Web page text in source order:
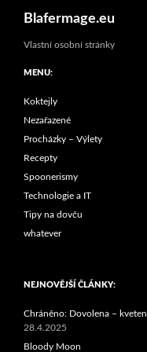
Blafermage.eu
Vlastní osobní stránky
MENU:
Koktejly
Nezařazené
Procházky – Výlety
Recepty
Spoonerismy
Technologie a IT
Tipy na dovču
whatever
NEJNOVĚJŠÍ ČLÁNKY:
Chráněno: Dovolena – kveten
28.4.2025
Bloody Moon